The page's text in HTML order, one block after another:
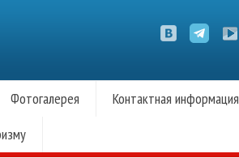
Фотогалерея Контактная информация